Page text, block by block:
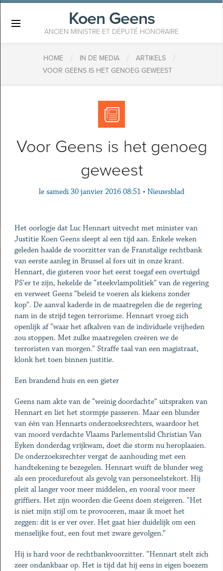
Koen Geens
ANCIEN MINISTRE ET DÉPUTÉ HONORAIRE
HOME / IN DE MEDIA / ARTIKELS /
VOOR GEENS IS HET GENOEG GEWEEST
Voor Geens is het genoeg
geweest
le samedi 30 janvier 2016 08:51 • Nieuwsblad
Het oorlogje dat Luc Hennart uitvecht met minister van
Justitie Koen Geens sleept al een tijd aan. Enkele weken
geleden haalde de voorzitter van de Franstalige rechtbank
van eerste aanleg in Brussel al fors uit in onze krant.
Hennart, die gisteren voor het eerst toegaf een overtuigd
PS'er te zijn, hekelde de “steekvlampolitiek” van de regering
en verweet Geens “beleid te voeren als kiekens zonder
kop”. De aanval kaderde in de maatregelen die de regering
nam in de strijd tegen terrorisme. Hennart vroeg zich
openlijk af “waar het afkalven van de individuele vrijheden
zou stoppen. Met zulke maatregelen creëren we de
terroristen van morgen.” Straffe taal van een magistraat,
klonk het toen binnen justitie.
Een brandend huis en een gieter
Geens nam akte van de “weinig doordachte” uitspraken van
Hennart en liet het stormpje passeren. Maar een blunder
van één van Hennarts onderzoeksrechters, waardoor het
van moord verdachte Vlaams Parlementslid Christian Van
Eyken donderdag vrijkwam, doet die storm nu ­heroplaaien.
De onderzoeksrechter vergat de aanhouding met een
handtekening te bezegelen. ­Hennart wuift de blunder weg
als een procedurefout als gevolg van personeels­tekort. Hij
pleit al langer voor meer middelen, en vooral voor meer
griffiers. Het zijn woorden die Geens doen steigeren. “Het
is niet mijn stijl om te provoceren, maar ik moet het
zeggen: dit is er ver over. Het gaat hier duidelijk om een
menselijke fout, een fout met zware gevolgen.”
Hij is hard voor de rechtbankvoorzitter. “Hennart stelt zich
zeer ondankbaar op. Het is tijd dat hij eens in eigen boezem